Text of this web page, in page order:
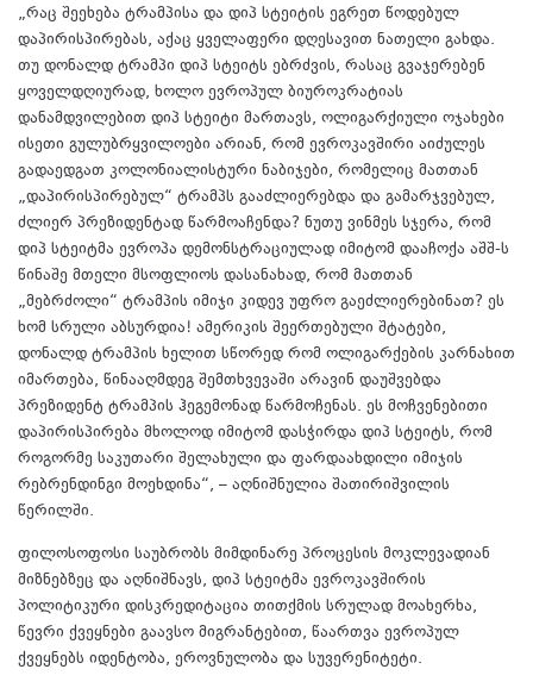
„რაც შეეხება ტრამპისა და დიპ სტეიტის ეგრეთ წოდებულ
დაპირისპირებას, აქაც ყველაფერი დღესავით ნათელი გახდა.
თუ დონალდ ტრამპი დიპ სტეიტს ებრძვის, რასაც გვაჯერებენ
ყოველდღიურად, ხოლო ევროპულ ბიუროკრატიას
დანამდვილებით დიპ სტეიტი მართავს, ოლიგარქიული ოჯახები
ისეთი გულუბრყვილოები არიან, რომ ევროკავშირი აიძულეს
გადაედგათ კოლონიალისტური ნაბიჯები, რომელიც მათთან
„დაპირისპირებულ“ ტრამპს გააძლიერებდა და გამარჯვებულ,
ძლიერ პრეზიდენტად წარმოაჩენდა? ნუთუ ვინმეს სჯერა, რომ
დიპ სტეიტმა ევროპა დემონსტრაციულად იმიტომ დააჩოქა აშშ-ს
წინაშე მთელი მსოფლიოს დასანახად, რომ მათთან
„მებრძოლი“ ტრამპის იმიჯი კიდევ უფრო გაეძლიერებინათ? ეს
ხომ სრული აბსურდია! ამერიკის შეერთებული შტატები,
დონალდ ტრამპის ხელით სწორედ რომ ოლიგარქების კარნახით
იმართება, წინააღმდეგ შემთხვევაში არავინ დაუშვებდა
პრეზიდენტ ტრამპის ჰეგემონად წარმოჩენას. ეს მოჩვენებითი
დაპირისპირება მხოლოდ იმიტომ დასჭირდა დიპ სტეიტს, რომ
როგორმე საკუთარი შელახული და ფარდაახდილი იმიჯის
რებრენდინგი მოეხდინა“, – აღნიშნულია შათირიშვილის
წერილში.
ფილოსოფოსი საუბრობს მიმდინარე პროცესის მოკლევადიან
მიზნებზეც და აღნიშნავს, დიპ სტეიტმა ევროკავშირის
პოლიტიკური დისკრედიტაცია თითქმის სრულად მოახერხა,
წევრი ქვეყნები გაავსო მიგრანტებით, წაართვა ევროპულ
ქვეყნებს იდენტობა, ეროვნულობა და სუვერენიტეტი.